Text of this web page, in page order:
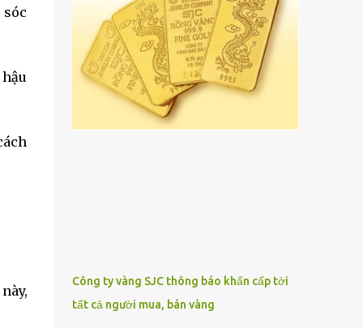
sóc
Công ty vàng SJC thông báo khẩn cấp tới
tất cả người mua, bán vàng